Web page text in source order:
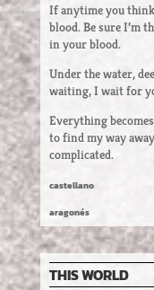
If anytime you think
blood. Be sure I’m
in your blood.
Under the water,
waiting, I wait for
Everything
to find my way
complicated.
castellano
aragonés
THIS WORLD